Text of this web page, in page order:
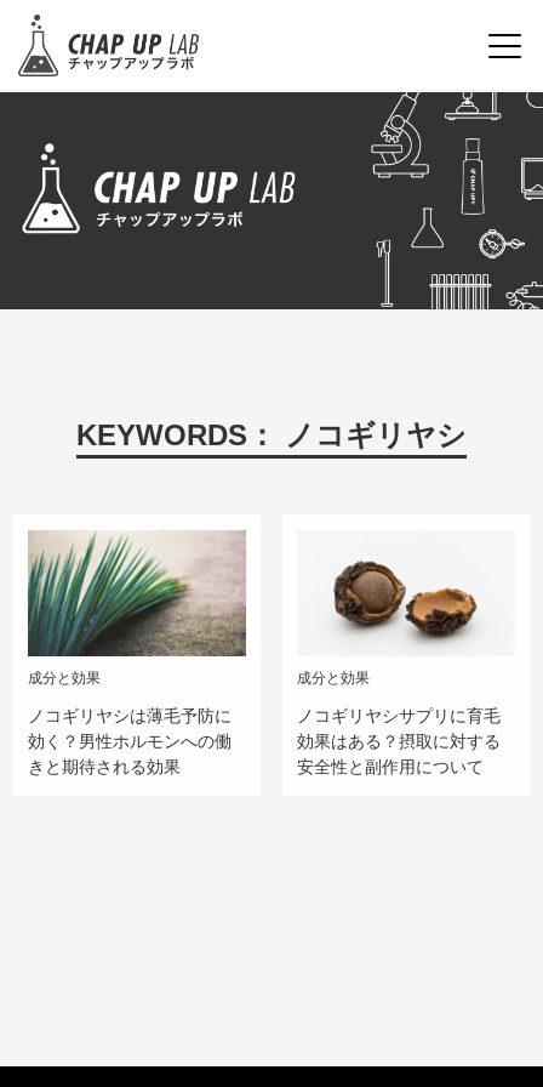
KEYWORDS： ノコギリヤシ
成分と効果
ノコギリヤシは薄毛予防に
効く？男性ホルモンへの働
きと期待される効果
成分と効果
ノコギリヤシサプリに育毛
効果はある？摂取に対する
安全性と副作用について